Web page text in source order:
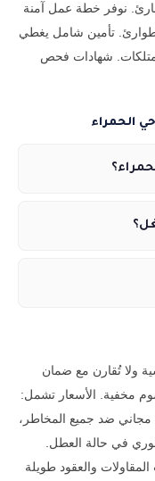
نوفر خطة عمل آمنة
تأمين شامل يغطي
شهادات فحص
الحمراء
ولا تُقارن مع ضمان
مخفية. الأسعار تشمل:
ضد جميع المخاطر،
في حالة العطل.
والعقود طويلة